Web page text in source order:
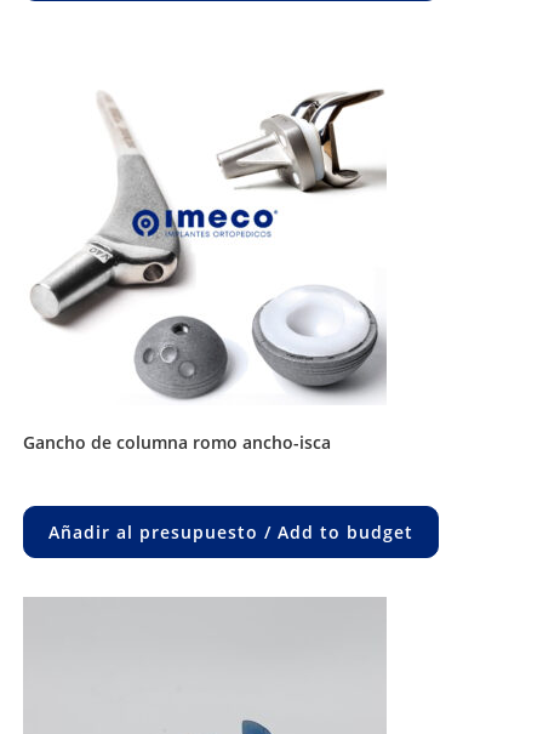
gancho de columna romo ancho-isca
Añadir al presupuesto / Add to budget